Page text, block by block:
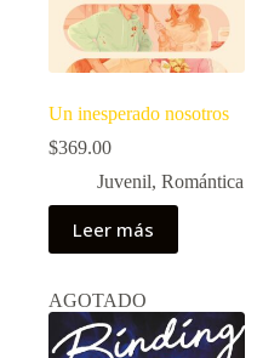
Un inesperado nosotros
$369.00
Juvenil, Romántica
Leer más
AGOTADO